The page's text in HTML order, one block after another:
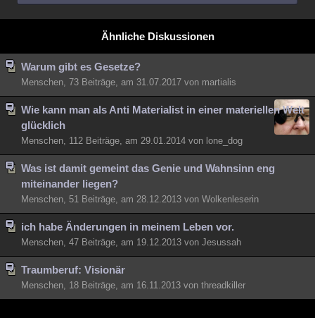
Ähnliche Diskussionen
Warum gibt es Gesetze?
Menschen, 73 Beiträge, am 31.07.2017 von martialis
Wie kann man als Anti Materialist in einer materiellen Welt
glücklich
Menschen, 112 Beiträge, am 29.01.2014 von lone_dog
Was ist damit gemeint das Genie und Wahnsinn eng
miteinander liegen?
Menschen, 51 Beiträge, am 28.12.2013 von Wolkenleserin
ich habe Änderungen in meinem Leben vor.
Menschen, 47 Beiträge, am 19.12.2013 von Jesussah
Traumberuf: Visionär
Menschen, 18 Beiträge, am 16.11.2013 von threadkiller